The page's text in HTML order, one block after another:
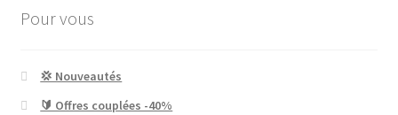
Pour vous
💢 Nouveautés
🔰 Offres couplées -40%